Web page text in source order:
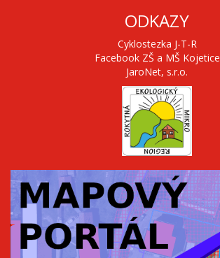
ODKAZY
Cyklostezka J-T-R
Facebook ZŠ a MŠ Kojetice
JaroNet, s.r.o.